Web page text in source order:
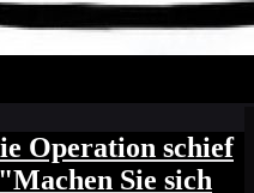
Operation schief
Sie sich